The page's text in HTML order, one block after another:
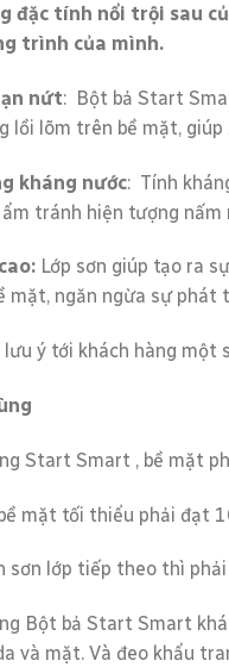
đặc tính nổi trội sau
trình của mình.
nứt: Bột bả Start
lồi lõm trên bề mặt, giúp
kháng nước: Tính
tránh hiện tượng nấm
Lớp sơn giúp tạo ra
mặt, ngăn ngừa sự phát
lưu ý tới khách hàng
Start Smart , bề mặt
mặt tối thiểu phải đạt
sơn lớp tiếp theo thì
Bột bả Start Smart
và mặt. Và đeo khẩu